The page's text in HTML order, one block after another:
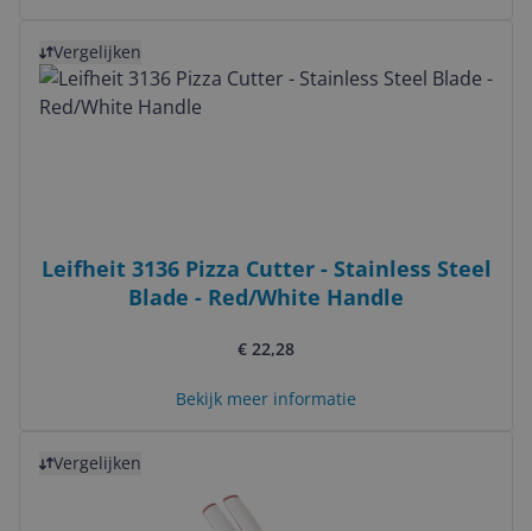
Vergelijken
Leifheit 3136 Pizza Cutter - Stainless Steel
Blade - Red/White Handle
€ 22,28
Bekijk meer informatie
Vergelijken